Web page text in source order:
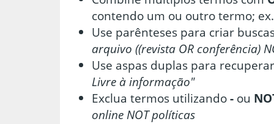
contendo um ou outro termo;
Use parênteses para criar
arquivo ((revista OR conferência)
Use aspas duplas para
Livre à informação"
Exclua termos utilizando-ou
online NOT políticas